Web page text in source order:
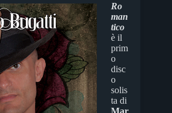
Ro
man
tico
è il
prim
o
disc
o
solis
ta di
Mar